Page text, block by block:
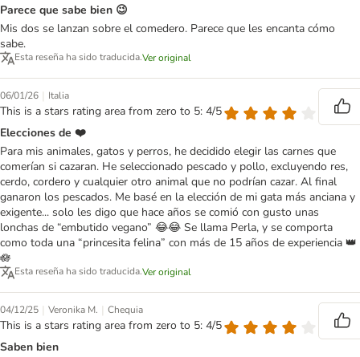
Parece que sabe bien 😉
Mis dos se lanzan sobre el comedero. Parece que les encanta cómo
sabe.
Esta reseña ha sido traducida.Ver original
06/01/26 | Italia
This is a stars rating area from zero to 5: 4/5
Elecciones de ❤️
Para mis animales, gatos y perros, he decidido elegir las carnes que
comerían si cazaran. He seleccionado pescado y pollo, excluyendo res,
cerdo, cordero y cualquier otro animal que no podrían cazar. Al final
ganaron los pescados. Me basé en la elección de mi gata más anciana y
exigente... solo les digo que hace años se comió con gusto unas
lonchas de “embutido vegano” 😂😂 Se llama Perla, y se comporta
como toda una “princesita felina” con más de 15 años de experiencia 👑
🪷
Esta reseña ha sido traducida.Ver original
04/12/25 | Veronika M. | Chequia
This is a stars rating area from zero to 5: 4/5
Saben bien